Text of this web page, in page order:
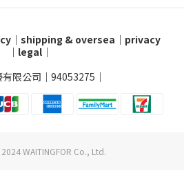
｜ shipping & oversea ｜ privacy
｜ legal｜
有限公司｜94053275｜
WAITINGFOR Co., Ltd.